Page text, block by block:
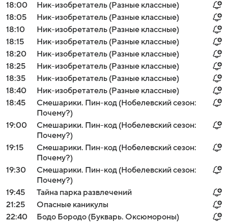
18:00
Ник-изобретатель (Разные классные)
18:05
Ник-изобретатель (Разные классные)
18:10
Ник-изобретатель (Разные классные)
18:15
Ник-изобретатель (Разные классные)
18:20
Ник-изобретатель (Разные классные)
18:25
Ник-изобретатель (Разные классные)
18:35
Ник-изобретатель (Разные классные)
18:40
Ник-изобретатель (Разные классные)
18:45
Смешарики. Пин-код (Нобелевский сезон:
Почему?)
19:00
Смешарики. Пин-код (Нобелевский сезон:
Почему?)
19:15
Смешарики. Пин-код (Нобелевский сезон:
Почему?)
19:30
Смешарики. Пин-код (Нобелевский сезон:
Почему?)
19:45
Тайна парка развлечений
21:25
Опасные каникулы
22:40
Бодо Бородо (Букварь. Оксюмороны)